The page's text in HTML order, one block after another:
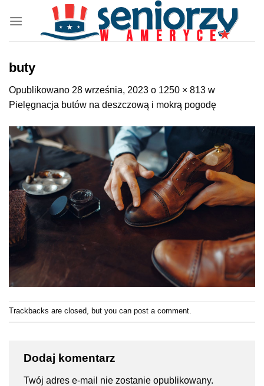
zawartości
buty
Opublikowano 28 września, 2023 o 1250 × 813 w
Pielęgnacja butów na deszczową i mokrą pogodę
Trackbacks are closed, but you can post a comment.
Dodaj komentarz
Twój adres e-mail nie zostanie opublikowany.